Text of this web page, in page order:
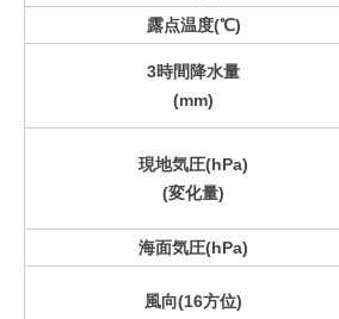
露点温度(℃)
3時間降水量
(mm)
現地気圧(hPa)
(変化量)
海面気圧(hPa)
風向(16方位)